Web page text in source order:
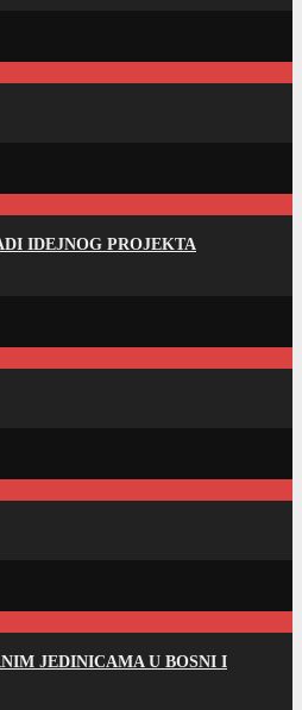
IDEJNOG PROJEKTA
JEDINICAMA U BOSNI I